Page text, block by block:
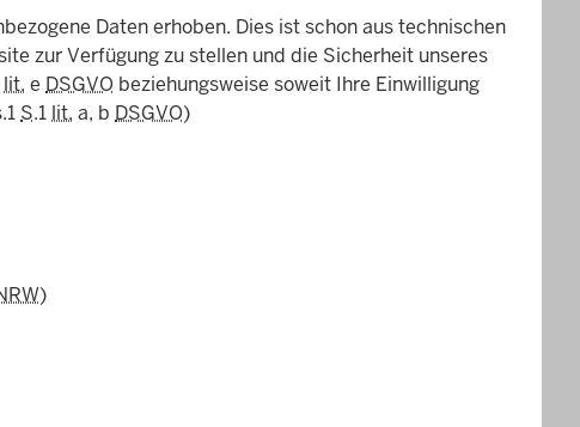
Daten erhoben. Dies ist schon aus technischen
zur Verfügung zu stellen und die Sicherheit unseres
lit. e DSGVO beziehungsweise soweit Ihre Einwilligung
S.1 lit. a, b DSGVO)
)